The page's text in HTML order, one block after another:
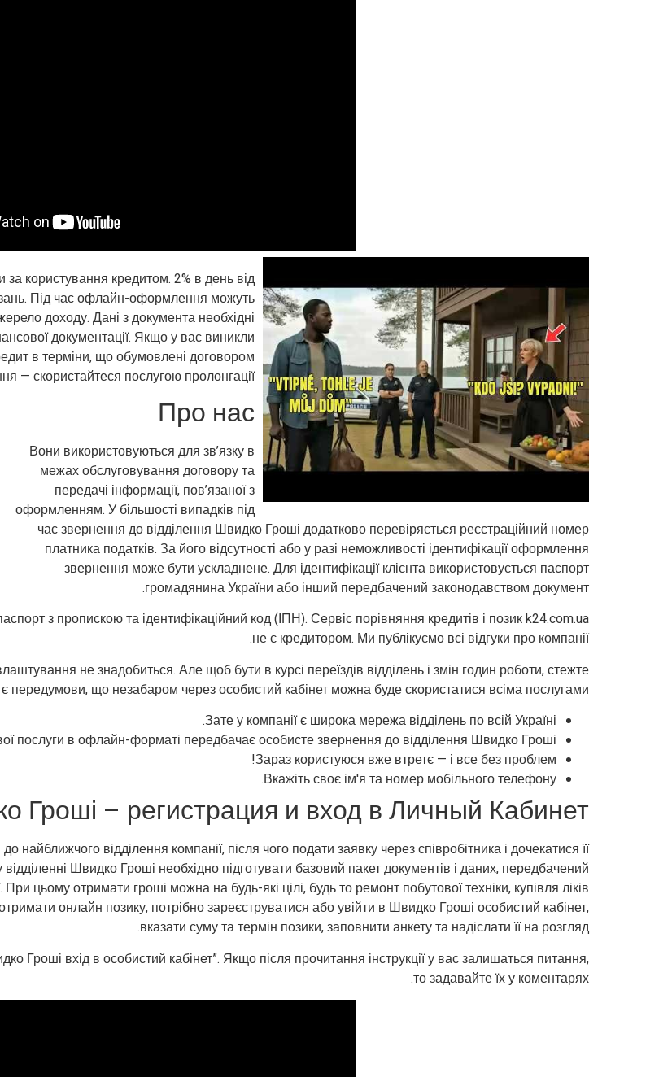
за користування кредитом. 2% в день від
Під час офлайн-оформлення можуть
доходу. Дані з документа необхідні
документації. Якщо у вас виникли
в терміни, що обумовлені договором
— скористайтеся послугою пролонгації.
Про нас
Вони використовуються для зв’язку в
межах обслуговування договору та
передачі інформації, пов’язаної з
оформленням. У більшості випадків під
час звернення до відділення Швидко Гроші додатково перевіряється реєстраційний номер
платника податків. За його відсутності або у разі неможливості ідентифікації оформлення
звернення може бути ускладнене. Для ідентифікації клієнта використовується паспорт
громадянина України або інший передбачений законодавством документ.
з пропискою та ідентифікаційний код (ІПН). Сервіс порівняння кредитів і позик k24.com.ua
не є кредитором. Ми публікуємо всі відгуки про компанії.
не знадобиться. Але щоб бути в курсі переїздів відділень і змін годин роботи, стежте
передумови, що незабаром через особистий кабінет можна буде скористатися всіма послугами.
Зате у компанії є широка мережа відділень по всій Україні.
послуги в офлайн-форматі передбачає особисте звернення до відділення Швидко Гроші.
Зараз користуюся вже втретє — і все без проблем!
Вкажіть своє ім'я та номер мобільного телефону.
Гроші – регистрация и вход в Личный Кабинет
відділення компанії, після чого подати заявку через співробітника і дочекатися її
Швидко Гроші необхідно підготувати базовий пакет документів і даних, передбачений
цьому отримати гроші можна на будь-які цілі, будь то ремонт побутової техніки, купівля ліків
онлайн позику, потрібно зареєструватися або увійти в Швидко Гроші особистий кабінет,
вказати суму та термін позики, заповнити анкету та надіслати її на розгляд.
Гроші вхід в особистий кабінет”. Якщо після прочитання інструкції у вас залишаться питання,
то задавайте їх у коментарях.